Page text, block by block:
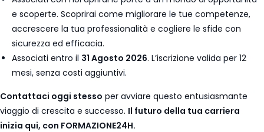
e scoperte. Scoprirai come migliorare le tue competenze,
accrescere la tua professionalità e cogliere le sfide con
sicurezza ed efficacia.
Associati entro il 31 Agosto 2026. L’iscrizione valida per 12
mesi, senza costi aggiuntivi.
Contattaci oggi stesso per avviare questo entusiasmante
viaggio di crescita e successo. Il futuro della tua carriera
inizia qui, con FORMAZIONE24H.